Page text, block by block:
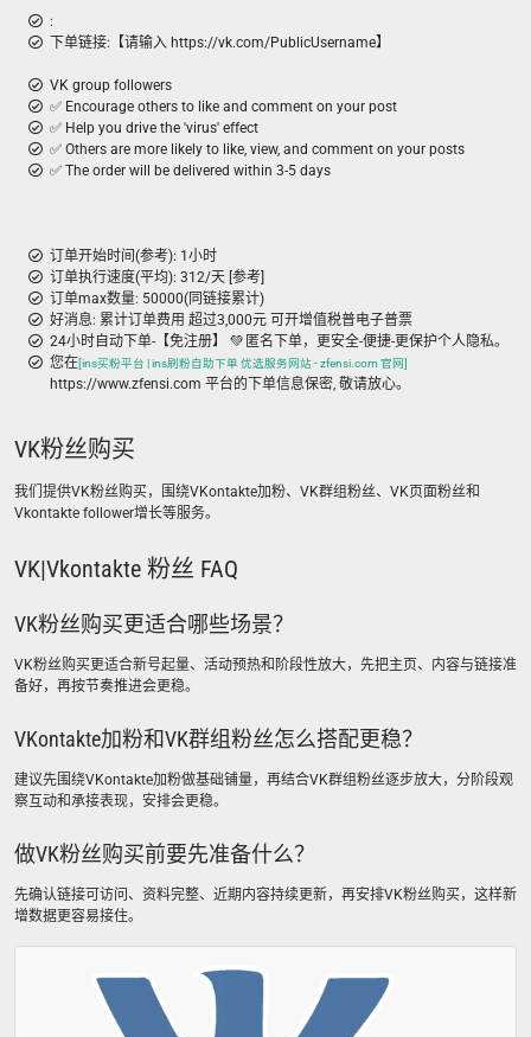
:
下单链接:【请输入 https://vk.com/PublicUsername】
VK group followers
✅ Encourage others to like and comment on your post
✅ Help you drive the 'virus' effect
✅ Others are more likely to like, view, and comment on your posts
✅ The order will be delivered within 3-5 days
订单开始时间(参考): 1小时
订单执行速度(平均): 312/天 [参考]
订单max数量: 50000(同链接累计)
好消息: 累计订单费用 超过3,000元 可开增值税普电子普票
24小时自动下单-【免注册】 💚 匿名下单，更安全-便捷-更保护个人隐私。
您在[ins买粉平台 | ins刷粉自助下单 优选服务网站 - zfensi.com 官网]
https://www.zfensi.com 平台的下单信息保密, 敬请放心。
VK粉丝购买
我们提供VK粉丝购买，围绕VKontakte加粉、VK群组粉丝、VK页面粉丝和
Vkontakte follower增长等服务。
VK|Vkontakte 粉丝 FAQ
VK粉丝购买更适合哪些场景？
VK粉丝购买更适合新号起量、活动预热和阶段性放大，先把主页、内容与链接准
备好，再按节奏推进会更稳。
VKontakte加粉和VK群组粉丝怎么搭配更稳？
建议先围绕VKontakte加粉做基础铺量，再结合VK群组粉丝逐步放大，分阶段观
察互动和承接表现，安排会更稳。
做VK粉丝购买前要先准备什么？
先确认链接可访问、资料完整、近期内容持续更新，再安排VK粉丝购买，这样新
增数据更容易接住。